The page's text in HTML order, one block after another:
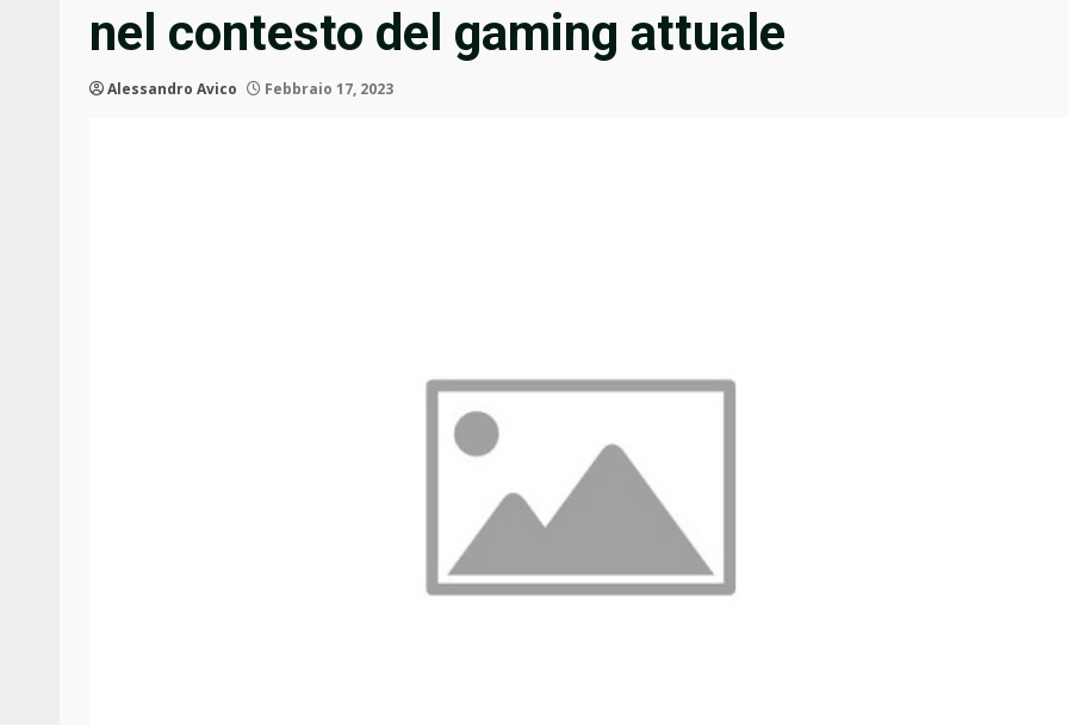
nel contesto del gaming attuale
Alessandro Avico Febbraio 17, 2023